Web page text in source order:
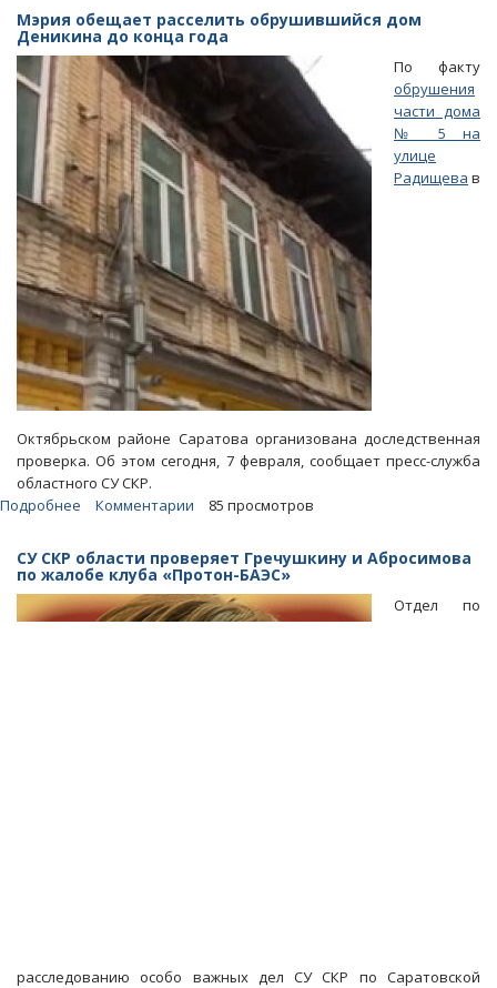
дома
многодетной
семьи
канализационными
стоками
проверит
СУ
СКР
Мэрия обещает расселить обрушившийся дом
Деникина до конца года
По факту
обрушения
части дома
№ 5 на
улице
Радищева в
Октябрьском районе Саратова организована доследственная
проверка. Об этом сегодня, 7 февраля, сообщает пресс-служба
областного СУ СКР.
Подробнее
обещает
расселить
обрушившийся
дом
Комментарии 85 просмотров
СУ СКР области проверяет Гречушкину и Абросимова
по жалобе клуба «Протон-БАЭС»
Отдел по
расследованию особо важных дел СУ СКР по Саратовской